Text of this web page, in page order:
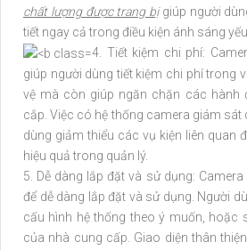
chất lượng được trang bịgiúp người
tiết ngay cả trong điều kiện ánh sáng
4. Tiết kiệm chi phí:
giúp người dùng tiết kiệm chi phí trong
vệ mà còn giúp ngăn chặn các hành
cắp. Việc có hệ thống camera giám sát
dùng giảm thiểu các vụ kiện liên quan
hiệu quả trong quản lý.
5. Dễ dàng lắp đặt và sử dụng:
để dễ dàng lắp đặt và sử dụng. Người
cấu hình hệ thống theo ý muốn, hoặc
của nhà cung cấp. Giao diện thân